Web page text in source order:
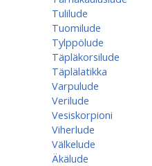
Tulilude
Tuomilude
Tylppölude
Täpläkorsilude
Täplälatikka
Varpulude
Verilude
Vesiskorpioni
Viherlude
Välkelude
Äkälude